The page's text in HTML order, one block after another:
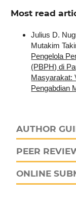
Most read
Julius D.
Mutakim
Pengelola
(PBPH) di
Masyarakat:
Pengabdian
AUTHOR
PEER
ONLINE